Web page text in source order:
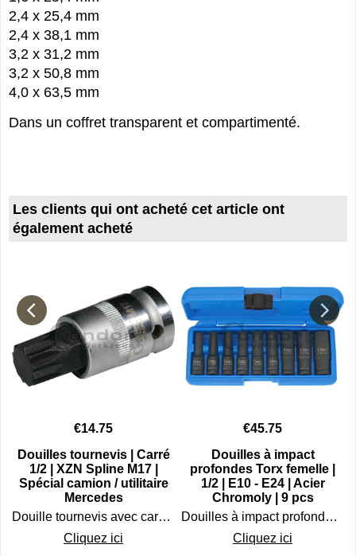
2,4 x 25,4 mm
2,4 x 38,1 mm
3,2 x 31,2 mm
3,2 x 50,8 mm
4,0 x 63,5 mm
Dans un coffret transparent et compartimenté.
Les clients qui ont acheté cet article ont
également acheté
€14.75
Douilles tournevis | Carré
1/2 | XZN Spline M17 |
Spécial camion / utilitaire
Mercedes
Douille tournevis avec carré 1/2" Spline M17 adapté aux outils pneumatiques. Spécial camion / véhicule utilitaire Mercedes.
Cliquez ici
€45.75
Douilles à impact
profondes Torx femelle |
1/2 | E10 - E24 | Acier
Chromoly | 9 pcs
Douilles à impact profondes Torx femelle. Carré 1/2", E10 à E24 Coffret 9 pièces
Cliquez ici